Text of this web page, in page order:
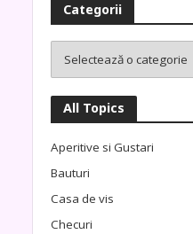
Categorii
All Topics
Aperitive si Gustari
Bauturi
Casa de vis
Checuri